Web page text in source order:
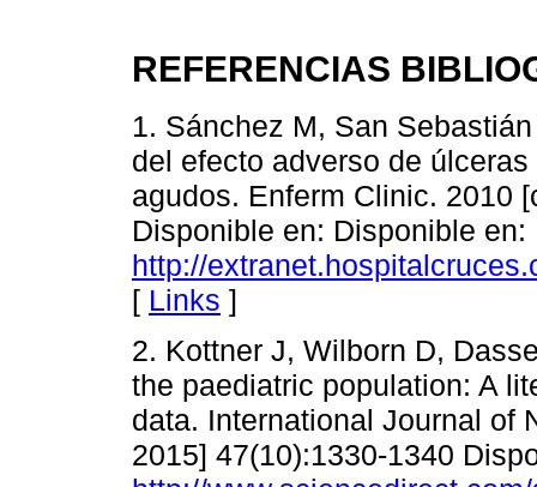
REFERENCIAS
1. Sánchez M, San
del efecto adverso de
agudos. Enferm Clinic. 2010
Disponible en: Disponible en:
http://
[ Links ]
2. Kottner J, Wilborn D,
the paediatric population: A
data. International Journal of
2015] 47(10):1330-1340